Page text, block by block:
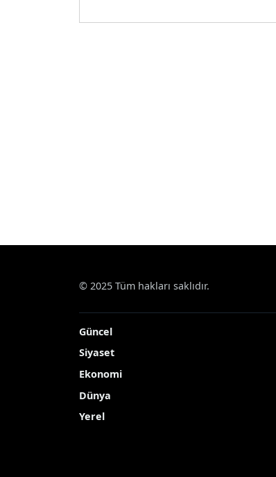
© 2025 Tüm hakları saklıdır.
Güncel
Siyaset
Ekonomi
Dünya
Yerel